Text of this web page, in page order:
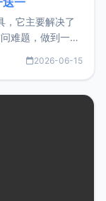
，它主要解决了
难题，做到一处
2026-06-15